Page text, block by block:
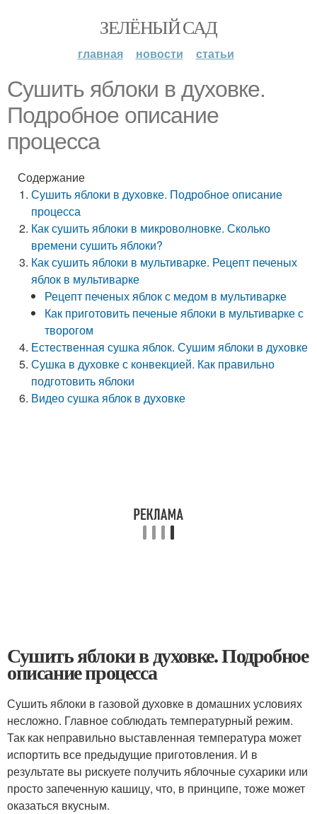
ЗЕЛЁНЫЙ САД
главная новости статьи
Сушить яблоки в духовке.
Подробное описание
процесса
Содержание
Сушить яблоки в духовке. Подробное описание
процесса
Как сушить яблоки в микроволновке. Сколько
времени сушить яблоки?
Как сушить яблоки в мультиварке. Рецепт печеных
яблок в мультиварке
Рецепт печеных яблок с медом в мультиварке
Как приготовить печеные яблоки в мультиварке с
творогом
Естественная сушка яблок. Сушим яблоки в духовке
Сушка в духовке с конвекцией. Как правильно
подготовить яблоки
Видео сушка яблок в духовке
Сушить яблоки в духовке. Подробное
описание процесса
Сушить яблоки в газовой духовке в домашних условиях
несложно. Главное соблюдать температурный режим.
Так как неправильно выставленная температура может
испортить все предыдущие приготовления. И в
результате вы рискуете получить яблочные сухарики или
просто запеченную кашицу, что, в принципе, тоже может
оказаться вкусным.